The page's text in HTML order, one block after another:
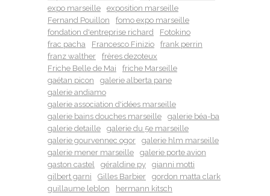
expo marseille
exposition marseille
Fernand Pouillon
fomo expo marseille
fondation d'entreprise richard
Fotokino
frac pacha
Francesco Finizio
frank perrin
franz walther
frères dezoteux
Friche Belle de Mai
friche Marseille
gaétan picon
galerie alberta pane
galerie andiamo
galerie association d'idées marseille
galerie bains douches marseille
galerie béa-ba
galerie detaille
galerie du 5e marseille
galerie gourvennec ogor
galerie hlm marseille
galerie mener marseille
galerie porte avion
gaston castel
géraldine py
gianni motti
gilbert garni
Gilles Barbier
gordon matta clark
guillaume leblon
hermann kitsch